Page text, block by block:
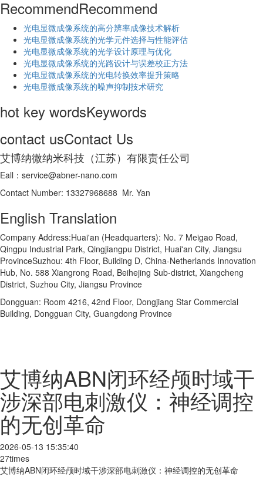
RecommendRecommend
光电显微成像系统的高分辨率成像技术解析
​光电显微成像系统的光学元件选择与性能评估
光电显微成像系统的光学设计原理与优化
光电显微成像系统的光路设计与误差校正方法
光电显微成像系统的光电转换效率提升策略
光电显微成像系统的噪声抑制技术研究
hot key wordsKeywords
contact usContact Us
艾博纳微纳米科技（江苏）有限责任公司
Eall：service@abner-nano.com
Contact Number: 13327968688 Mr. Yan
English Translation
Company Address:Huai'an (Headquarters): No. 7 Meigao Road,
Qingpu Industrial Park, Qingjiangpu District, Huai'an City, Jiangsu
ProvinceSuzhou: 4th Floor, Building D, China-Netherlands Innovation
Hub, No. 588 Xiangrong Road, Beihejing Sub-district, Xiangcheng
District, Suzhou City, Jiangsu Province
Dongguan: Room 4216, 42nd Floor, Dongjiang Star Commercial
Building, Dongguan City, Guangdong Province
艾博纳ABN闭环经颅时域干
涉深部电刺激仪：神经调控
的无创革命
2026-05-13 15:35:40
27times
艾博纳ABN闭环经颅时域干涉深部电刺激仪：神经调控的无创革命